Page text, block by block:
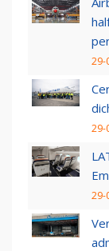
29-
29-
29-